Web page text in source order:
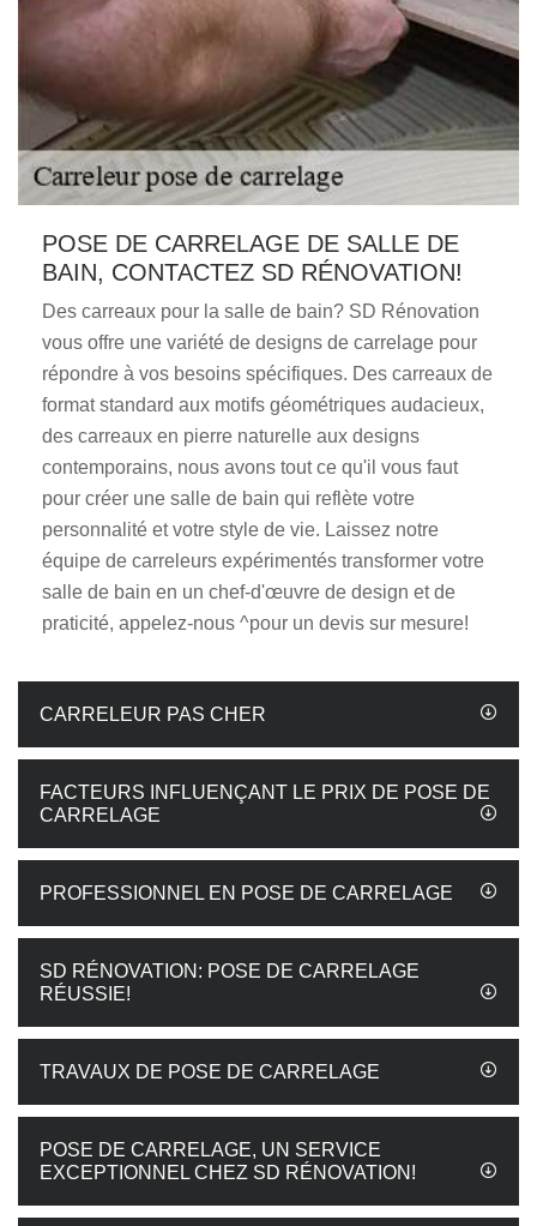
POSE DE CARRELAGE DE SALLE DE
BAIN, CONTACTEZ SD RÉNOVATION!
Des carreaux pour la salle de bain? SD Rénovation
vous offre une variété de designs de carrelage pour
répondre à vos besoins spécifiques. Des carreaux de
format standard aux motifs géométriques audacieux,
des carreaux en pierre naturelle aux designs
contemporains, nous avons tout ce qu'il vous faut
pour créer une salle de bain qui reflète votre
personnalité et votre style de vie. Laissez notre
équipe de carreleurs expérimentés transformer votre
salle de bain en un chef-d'œuvre de design et de
praticité, appelez-nous ^pour un devis sur mesure!
CARRELEUR PAS CHER
FACTEURS INFLUENÇANT LE PRIX DE POSE DE
CARRELAGE
PROFESSIONNEL EN POSE DE CARRELAGE
SD RÉNOVATION: POSE DE CARRELAGE
RÉUSSIE!
TRAVAUX DE POSE DE CARRELAGE
POSE DE CARRELAGE, UN SERVICE
EXCEPTIONNEL CHEZ SD RÉNOVATION!